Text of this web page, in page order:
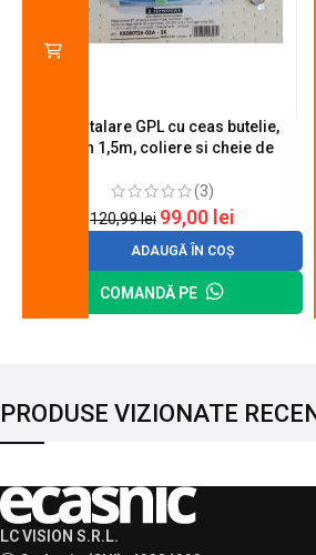
Kit instalare GPL cu ceas butelie,
furtun 1,5m, coliere si cheie de
(3)
120,99lei 99,00 lei
ADAUGĂ ÎN COȘ
COMANDĂ PE
PRODUSE VIZIONATE
LC VISION S.R.L.